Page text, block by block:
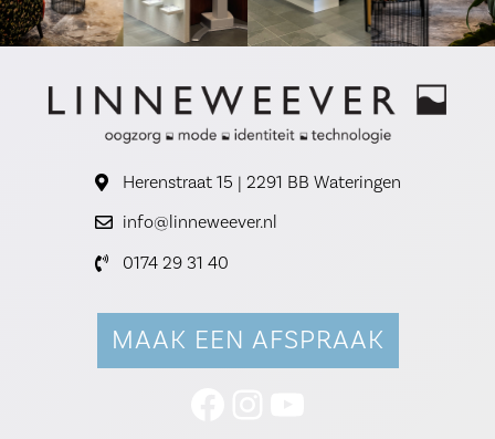
Herenstraat 15 | 2291 BB Wateringen
info@linneweever.nl
0174 29 31 40
MAAK EEN AFSPRAAK